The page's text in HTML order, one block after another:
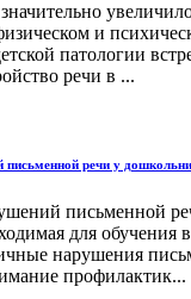
и
патологии
речи в ...
речи у
письменной
для обучения
нарушения
профилактик...